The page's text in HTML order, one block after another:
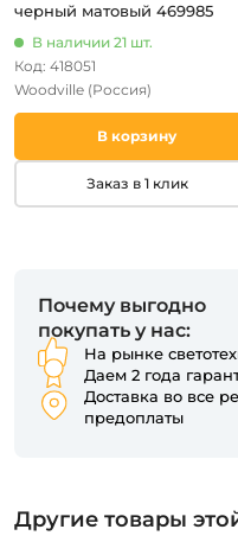
черный матовый 469985
В наличии 21 шт.
Код: 418051
Woodville (Россия)
В корзину
Заказ в 1 клик
Почему выгодно
покупать у нас:
На рынке
Даем 2 года
Доставка во все
предоплаты
Другие товары